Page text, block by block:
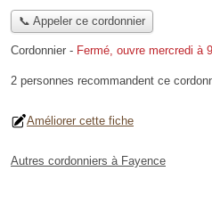
📞 Appeler ce cordonnier
Cordonnier - Fermé, ouvre mercredi à
2 personnes recommandent ce
Améliorer cette fiche
Autres cordonniers à Fayence